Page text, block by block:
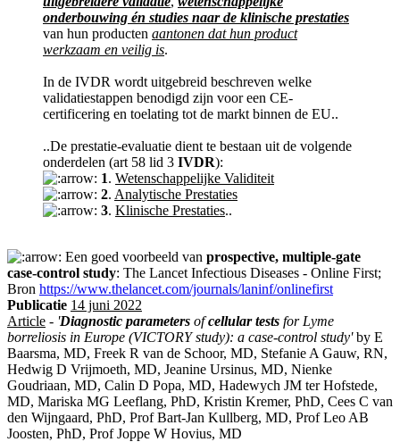
onderbouwing én studies naar de klinische prestaties
van hun producten aantonen dat hun product
werkzaam en veilig is.
In de IVDR wordt uitgebreid beschreven welke
validatiestappen benodigd zijn voor een CE-
certificering en toelating tot de markt binnen de EU..
..De prestatie-evaluatie dient te bestaan uit de volgende
onderdelen (art 58 lid 3 IVDR):
1. Wetenschappelijke Validiteit
2. Analytische Prestaties
3. Klinische Prestaties..
Een goed voorbeeld van prospective, multiple-gate
case-control study: The Lancet Infectious Diseases - Online First;
Bron https://www.thelancet.com/journals/laninf/onlinefirst
Publicatie 14 juni 2022
Article - 'Diagnostic parameters ofcellular tests for Lyme
borreliosis in Europe (VICTORY study): a case-control study'by E
Baarsma, MD, Freek R van de Schoor, MD, Stefanie A Gauw, RN,
Hedwig D Vrijmoeth, MD, Jeanine Ursinus, MD, Nienke
Goudriaan, MD, Calin D Popa, MD, Hadewych JM ter Hofstede,
MD, Mariska MG Leeflang, PhD, Kristin Kremer, PhD, Cees C van
den Wijngaard, PhD, Prof Bart-Jan Kullberg, MD, Prof Leo AB
Joosten, PhD, Prof Joppe W Hovius, MD